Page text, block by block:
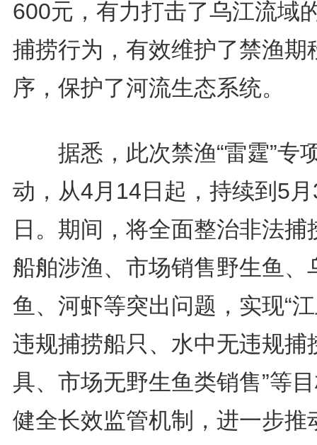
600元，有力打击了乌江流域
捕捞行为，有效维护了禁渔期
序，保护了河流生态系统。
据悉，此次禁渔“雷霆”专
动，从4月14日起，持续到5
日。期间，将全面整治非法捕
船舶涉渔、市场销售野生鱼、
鱼、河虾等突出问题，实现“
违规捕捞船只、水中无违规捕
具、市场无野生鱼类销售”等
健全长效监管机制，进一步推